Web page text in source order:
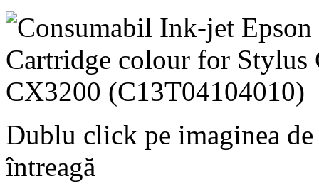
Dublu click pe imaginea de
întreagă